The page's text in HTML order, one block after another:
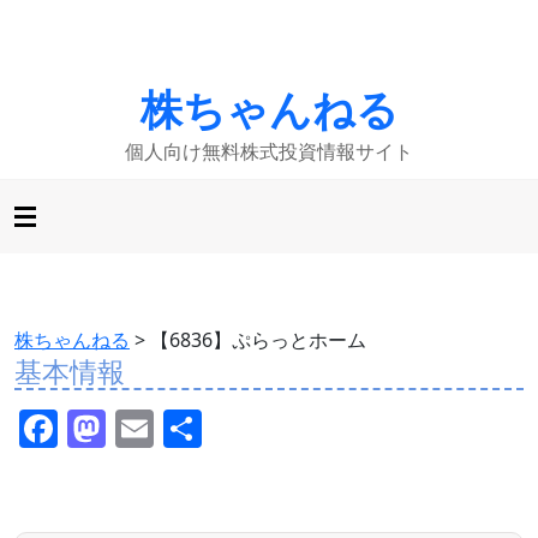
株ちゃんねる
個人向け無料株式投資情報サイト
株ちゃんねる > 【6836】ぷらっとホーム
基本情報
F M E